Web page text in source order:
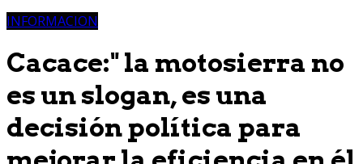
INFORMACION
Cacace:" la motosierra no
es un slogan, es una
decisión política para